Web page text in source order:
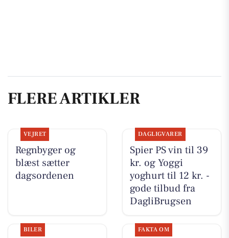
FLERE ARTIKLER
VEJRET
Regnbyger og
blæst sætter
dagsordenen
DAGLIGVARER
Spier PS vin til 39
kr. og Yoggi
yoghurt til 12 kr. -
gode tilbud fra
DagliBrugsen
BILER FAKTA OM